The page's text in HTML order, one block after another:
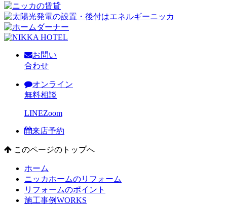
お問い
合わせ
オンライン
無料相談
LINEZoom
来店予約
このページのトップへ
ホーム
ニッカホームのリフォーム
リフォームのポイント
施工事例WORKS